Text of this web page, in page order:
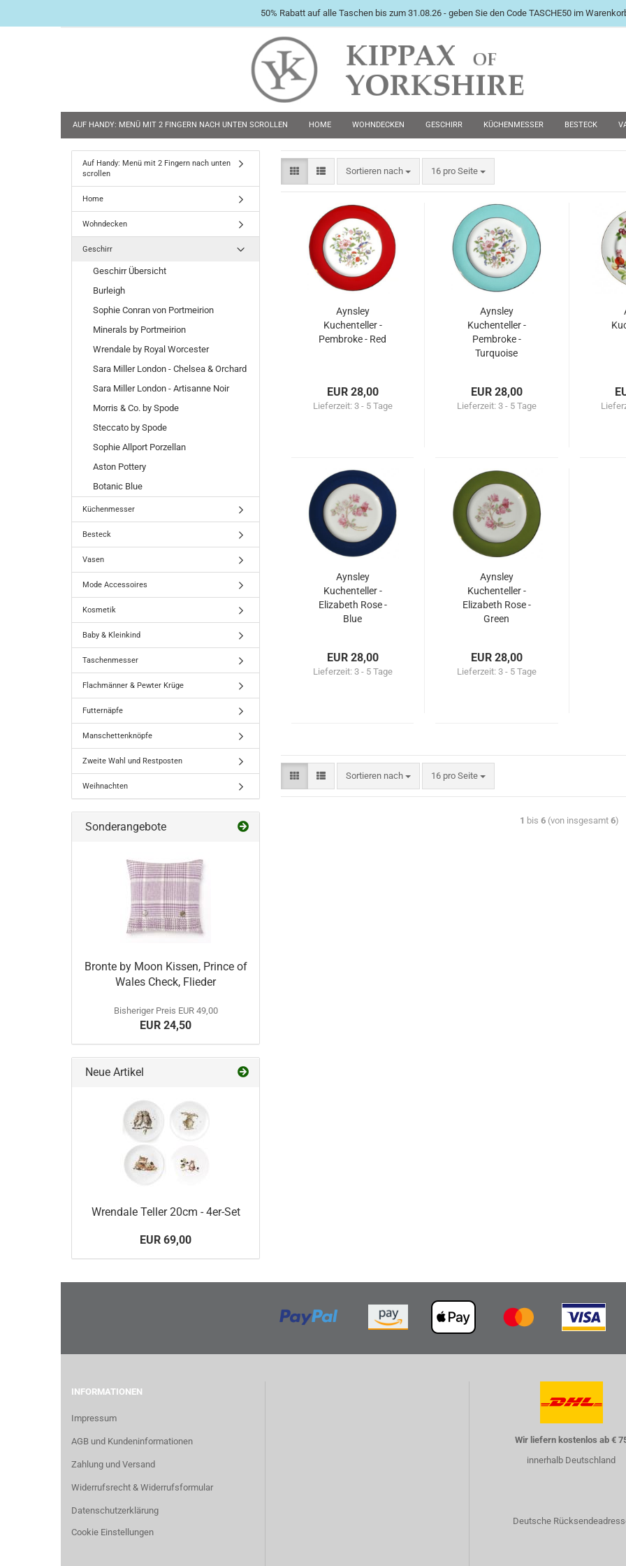
International English
Konto
50% Rabatt auf alle Taschen bis zum 31.08.26 - geben Sie den Code TASCHE50 im
AUF HANDY: MENÜ MIT 2 FINGERN NACH UNTEN SCROLLEN HOME WOHNDECKEN GESCHIRR KÜCHENMESSER BESTECK
BABY & KLEINKIND TASCHENMESSER FLACHMÄNNER & PEWTER KRÜGE FUTTERNÄPFE MANSCHETTENKNÖPFE ZWEITE WAHL
Sortieren nach 16 pro Seite
Aynsley
Kuchenteller -
Pembroke - Red
EUR 28,00
Lieferzeit: 3 - 5 Tage
Aynsley
Kuchenteller -
Pembroke -
Turquoise
EUR 28,00
Lieferzeit: 3 - 5 Tage
Aynsley
Kuchenteller -
Elizabeth Rose -
Blue
EUR 28,00
Lieferzeit: 3 - 5 Tage
Aynsley
Kuchenteller -
Elizabeth Rose -
Green
EUR 28,00
Lieferzeit: 3 - 5 Tage
Sortieren nach 16 pro Seite
1 bis 6(von insgesamt 6)
Auf Handy: Menü mit 2 Fingern nach unten
scrollen
Home
Wohndecken
Geschirr
Geschirr Übersicht
Burleigh
Sophie Conran von Portmeirion
Minerals by Portmeirion
Wrendale by Royal Worcester
Sara Miller London - Chelsea & Orchard
Sara Miller London - Artisanne Noir
Morris & Co. by Spode
Steccato by Spode
Sophie Allport Porzellan
Aston Pottery
Botanic Blue
Küchenmesser
Besteck
Vasen
Mode Accessoires
Kosmetik
Baby & Kleinkind
Taschenmesser
Flachmänner & Pewter Krüge
Futternäpfe
Manschettenknöpfe
Zweite Wahl und Restposten
Weihnachten
Sonderangebote
Bronte by Moon Kissen, Prince of
Wales Check, Flieder
Bisheriger Preis EUR 49,00
EUR 24,50
Neue Artikel
Wrendale Teller 20cm - 4er-Set
EUR 69,00
INFORMATIONEN
Impressum
AGB und Kundeninformationen
Zahlung und Versand
Widerrufsrecht & Widerrufsformular
Datenschutzerklärung
Cookie Einstellungen
Wir liefern kostenlos ab €
innerhalb Deutschland
Deutsche